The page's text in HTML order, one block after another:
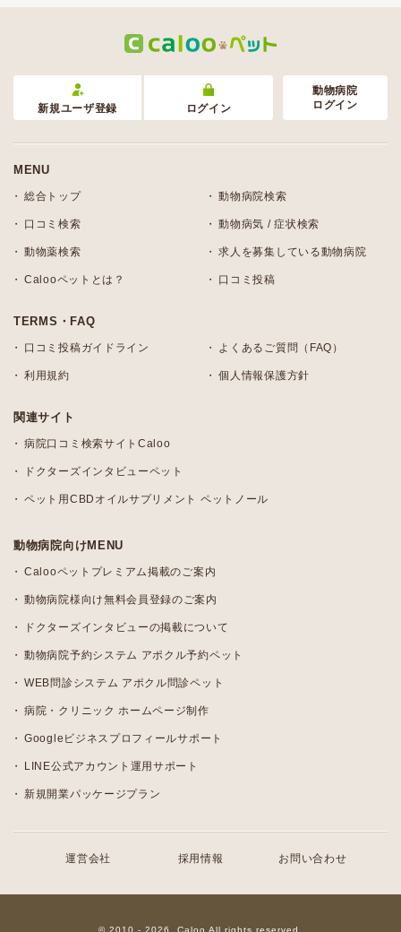
新規ユーザ登録 ログイン
動物病院
ログイン
MENU
総合トップ 動物病院検索
口コミ検索 動物病気 / 症状検索
動物薬検索 求人を募集している動物病院
Calooペットとは？ 口コミ投稿
TERMS・FAQ
口コミ投稿ガイドライン よくあるご質問（FAQ）
利用規約 個人情報保護方針
関連サイト
病院口コミ検索サイトCaloo
ドクターズインタビューペット
ペット用CBDオイルサプリメント ペットノール
動物病院向けMENU
Calooペットプレミアム掲載のご案内
動物病院様向け無料会員登録のご案内
ドクターズインタビューの掲載について
動物病院予約システム アポクル予約ペット
WEB問診システム アポクル問診ペット
病院・クリニック ホームページ制作
Googleビジネスプロフィールサポート
LINE公式アカウント運用サポート
新規開業パッケージプラン
運営会社 採用情報 お問い合わせ
© 2010 - 2026, Caloo All rights reserved.